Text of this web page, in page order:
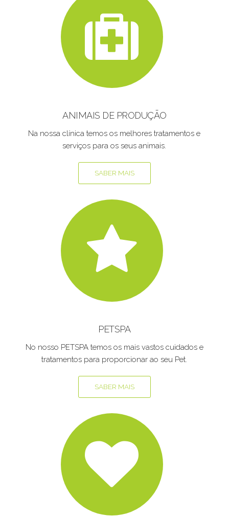
ANIMAIS DE PRODUÇÃO
Na nossa clínica temos os melhores tratamentos e
serviços para os seus animais.
SABER MAIS
PETSPA
No nosso PETSPA temos os mais vastos cuidados e
tratamentos para proporcionar ao seu Pet.
SABER MAIS